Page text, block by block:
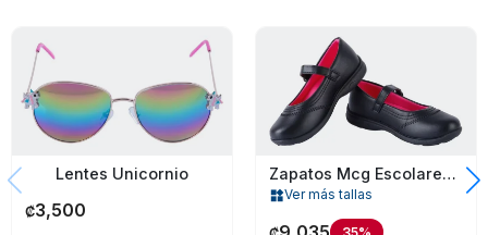
Lentes Unicornio
₡3,500
Zapatos Mcg Escolares Infantil T.26
widgetsVer más tallas
35%